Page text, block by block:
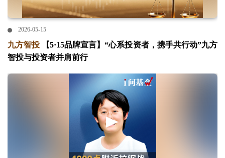
2026-05-15
九方智投
【5·15品牌宣言】“心系投资者，携手共行动”九方
智投与投资者并肩前行